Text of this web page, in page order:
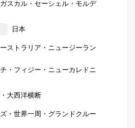
スカル・セーシェル・モルデ
日本
ストラリア・ニュージーラン
・フィジー・ニューカレドニ
大西洋横断
・世界一周・グランドクルー